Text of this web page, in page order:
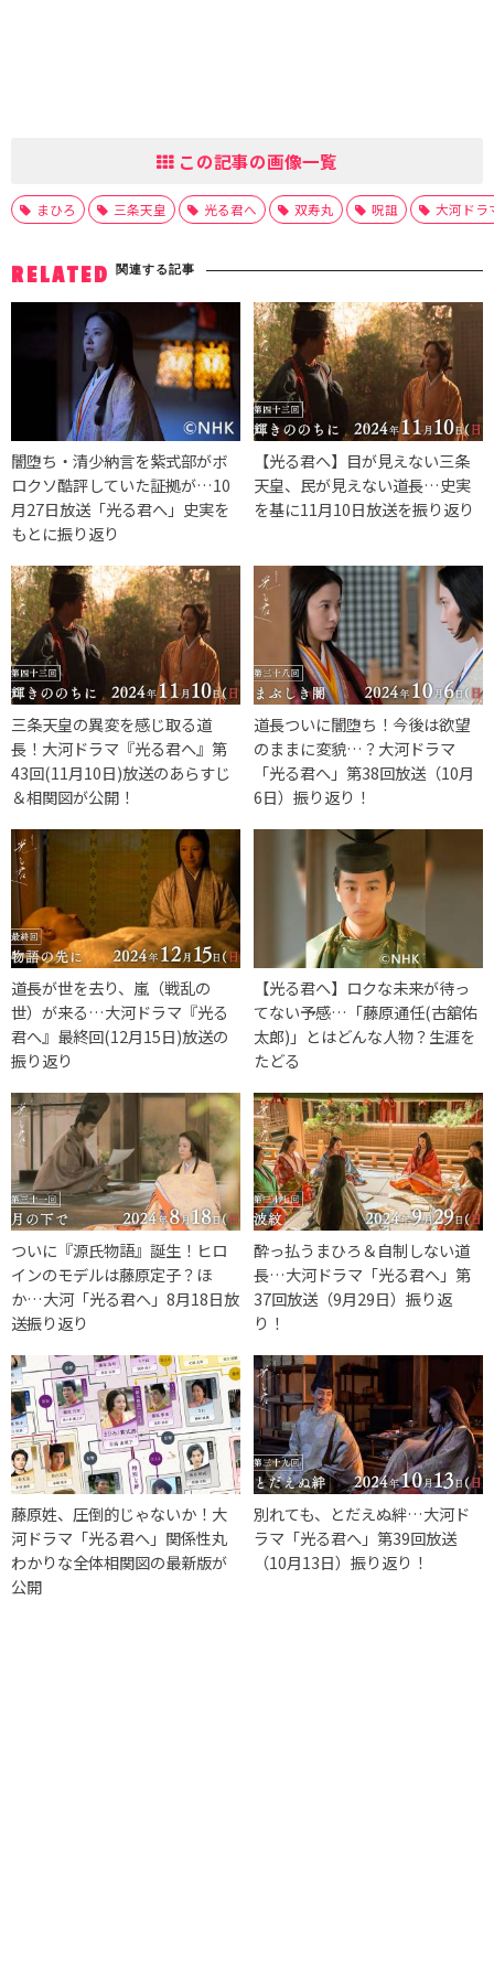
この記事の画像一覧
まひろ 三条天皇 光る君へ 双寿丸 呪詛 大河ドラ
RELATED 関連する記事
闇堕ち・清少納言を紫式部がボ
ロクソ酷評していた証拠が…10
月27日放送「光る君へ」史実を
もとに振り返り
【光る君へ】目が見えない三条
天皇、民が見えない道長…史実
を基に11月10日放送を振り返り
三条天皇の異変を感じ取る道
長！大河ドラマ『光る君へ』第
43回(11月10日)放送のあらすじ
＆相関図が公開！
道長ついに闇堕ち！今後は欲望
のままに変貌…？大河ドラマ
「光る君へ」第38回放送（10月
6日）振り返り！
道長が世を去り、嵐（戦乱の
世）が来る…大河ドラマ『光る
君へ』最終回(12月15日)放送の
振り返り
【光る君へ】ロクな未来が待っ
てない予感…「藤原通任(古舘佑
太郎)」とはどんな人物？生涯を
たどる
ついに『源氏物語』誕生！ヒロ
インのモデルは藤原定子？ほ
か…大河「光る君へ」8月18日放
送振り返り
酔っ払うまひろ＆自制しない道
長…大河ドラマ「光る君へ」第
37回放送（9月29日）振り返
り！
藤原姓、圧倒的じゃないか！大
河ドラマ「光る君へ」関係性丸
わかりな全体相関図の最新版が
公開
別れても、とだえぬ絆…大河ド
ラマ「光る君へ」第39回放送
（10月13日）振り返り！